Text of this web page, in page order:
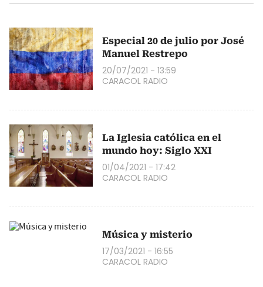
Especial 20 de julio por José
Manuel Restrepo
20/07/2021 - 13:59
CARACOL RADIO
La Iglesia católica en el
mundo hoy: Siglo XXI
01/04/2021 - 17:42
CARACOL RADIO
Música y misterio
17/03/2021 - 16:55
CARACOL RADIO